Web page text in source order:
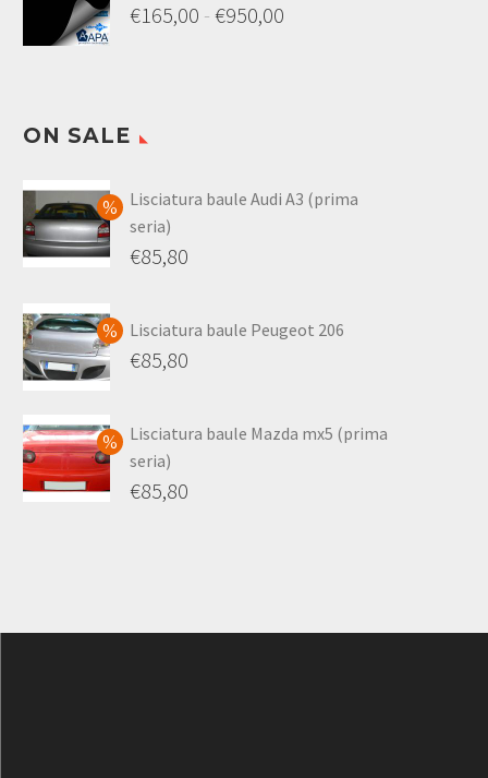
€165,00 - €950,00
ON SALE
Lisciatura baule Audi A3 (prima
seria)
€85,80
Lisciatura baule Peugeot 206
€85,80
Lisciatura baule Mazda mx5 (prima
seria)
€85,80